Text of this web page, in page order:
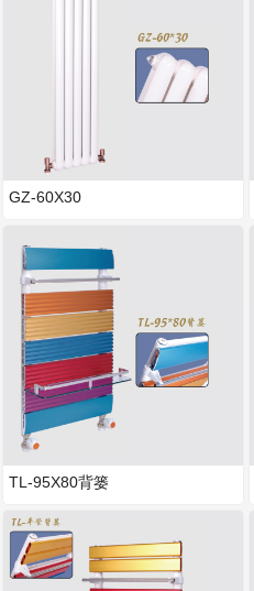
GZ-60X30
TL-95X80背篓